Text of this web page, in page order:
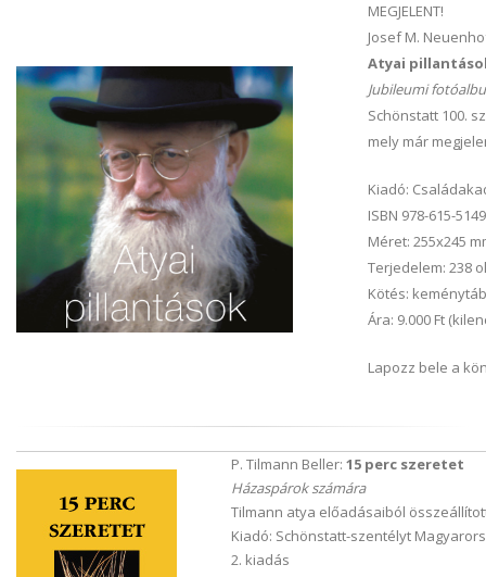
MEGJELENT!
Josef M.
Atyai
Jubileumi
Schönstatt 100.
mely már
Kiadó:
ISBN 978-615-
Méret: 255x245
Terjedelem: 238
Kötés:
Ára: 9.000 Ft
Lapozz bele a
P. Tilmann Beller: 15 perc szeretet
Házaspárok számára
Tilmann atya előadásaiból
Kiadó: Schönstatt-szentélyt
2. kiadás